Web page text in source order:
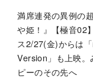
満席連発の異例の
や姫！』【極音02
ス2/27(金)からは
Version」も上映。
ピーのその先へ